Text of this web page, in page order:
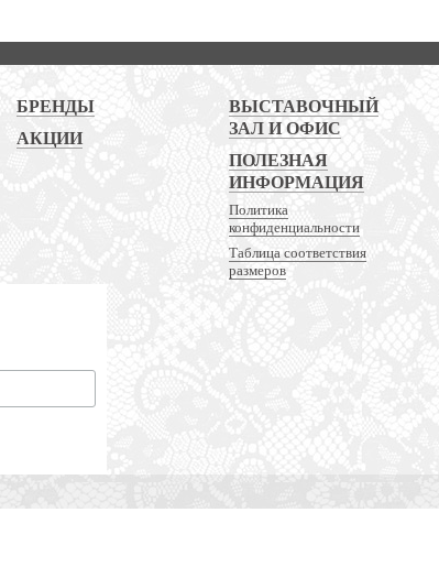
БРЕНДЫ
АКЦИИ
ВЫСТАВОЧНЫЙ
ЗАЛ И ОФИС
ПОЛЕЗНАЯ
ИНФОРМАЦИЯ
Политика
конфиденциальности
Таблица соответствия
размеров